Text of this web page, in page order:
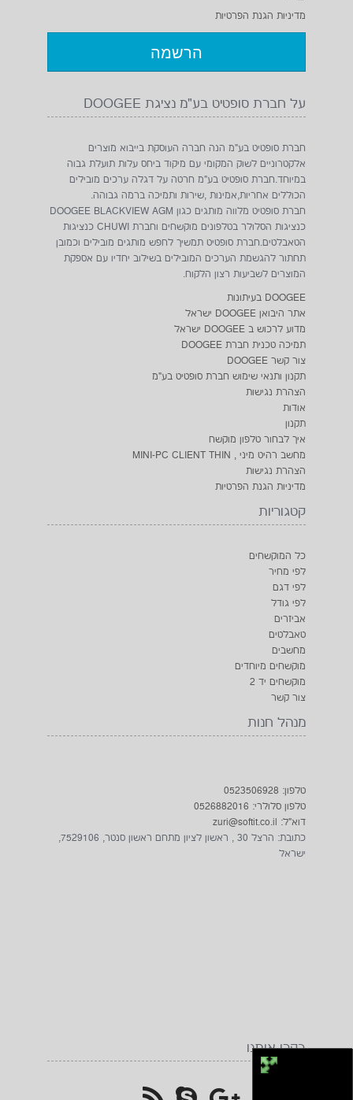
מדיניות הגנת הפרטיות
על חברת סופטיט בע"מ נציגת DOOGEE
חברת סופטיט בע"מ הנה חברה העוסקת בייבוא מוצרים
אלקטרוניים לשוק המקומי עם מיקוד ביחס עלות תועלת גבוה
במיוחד.חברת סופטיט בע"מ חרטה על דגלה ערכים מובילים
הכוללים אחריות,אמינות ,שירות ותמיכה ברמה גבוהה.
חברת סופטיט מלווה מותגים כגון DOOGEE BLACKVIEW AGM
כנציגות הסלולר בטלפונים מוקשחים וחברת CHUWI כנציגות
הטאבלטים.חברת סופטיט תמשיך לחפש מותגים מובילים וכמובן
תחתור להגשמת הערכים המובילים בשילוב יחדיו עם אספקת
המוצרים לשביעות רצון הלקוח.
DOOGEE בעיתונות
אתר היבואן DOOGEE ישראל
מדוע לרכוש ב DOOGEE ישראל
תמיכה טכנית חברת DOOGEE
צור קשר DOOGEE
תקנון ותנאי שימוש חברת סופטיט בע"מ
הצהרת נגישות
אודות
תקנון
איך לבחור טלפון מוקשח
מחשב רהיט מיני , MINI-PC CLIENT THIN
הצהרת נגישות
מדיניות הגנת הפרטיות
קטגוריות
כל המוקשחים
לפי מחיר
לפי דגם
לפי גודל
אביזרים
טאבלטים
מחשבים
מוקשחים מיוחדים
מוקשחים יד 2
צור קשר
מנהל חנות
טלפון: 0523506928
טלפון סלולרי: 0526882016
דוא"ל: zuri@softit.co.il
כתובת: הרצל 30 , ראשון לציון מתחם ראשון סנטר, 7529106,
ישראל
בקרו אותנו